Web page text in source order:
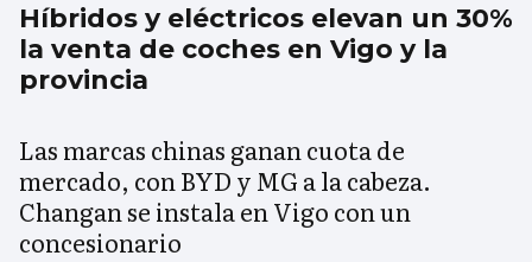
Híbridos y eléctricos elevan un 30%
la venta de coches en Vigo y la
provincia
Las marcas chinas ganan cuota de
mercado, con BYD y MG a la cabeza.
Changan se instala en Vigo con un
concesionario